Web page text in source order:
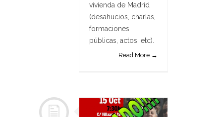
vivienda de Madrid
(desahucios, charlas,
formaciones
públicas, actos, etc).
Read More →